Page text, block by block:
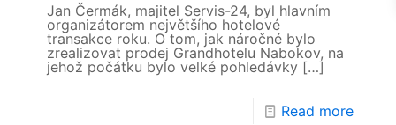
Jan Čermák, majitel Servis-24, byl hlavním
organizátorem největšího hotelové
transakce roku. O tom, jak náročné bylo
zrealizovat prodej Grandhotelu Nabokov, na
jehož počátku bylo velké pohledávky […]
Read more